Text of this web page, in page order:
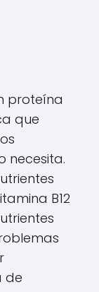
proteína
que
necesita.
B12
de